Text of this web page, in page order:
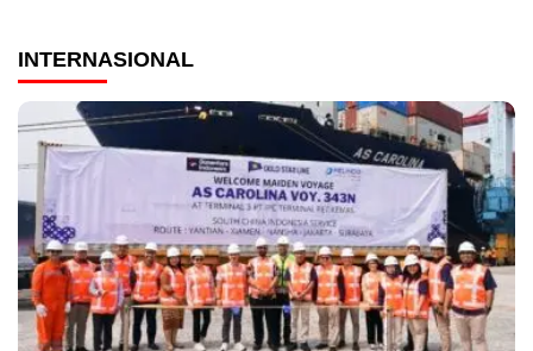
INTERNASIONAL